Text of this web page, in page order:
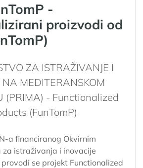
-
proizvodi od
ZA ISTRAŽIVANJE I
NA MEDITERANSKOM
(PRIMA) - Functionalized
(FunTomP)
a financiranog Okvirnim
za istraživanja i inovacije
se projekt Functionalized